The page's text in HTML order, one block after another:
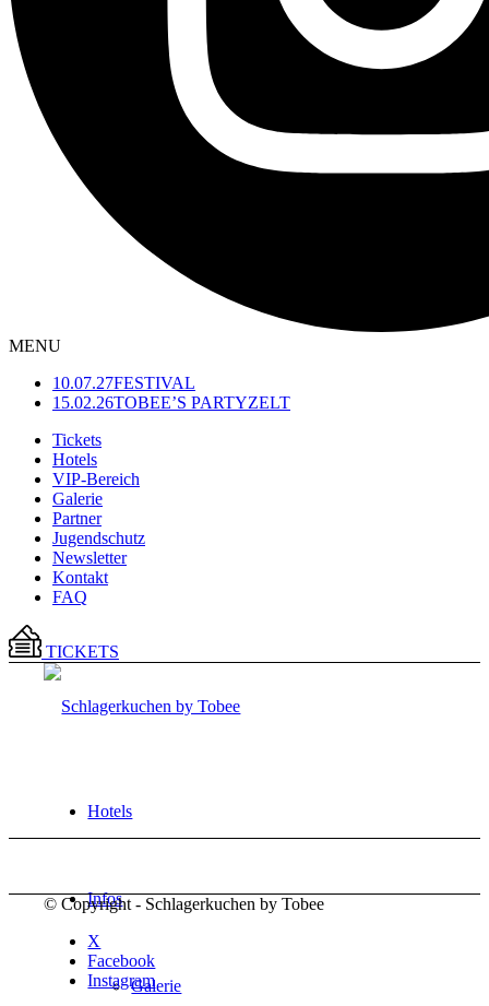
MENU
10.07.27FESTIVAL
15.02.26TOBEE’S PARTYZELT
Tickets
Hotels
VIP-Bereich
Galerie
Partner
Jugendschutz
Newsletter
Kontakt
FAQ
TICKETS
Hotels
Infos
Galerie
© Copyright - Schlagerkuchen by Tobee
X
Facebook
Instagram